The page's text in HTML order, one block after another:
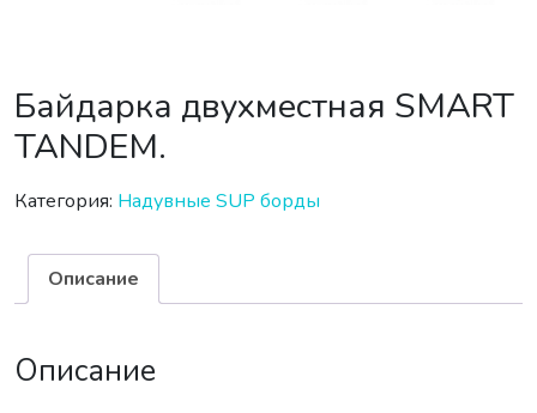
Байдарка двухместная SMART
TANDEM.
Категория: Надувные SUP борды
Описание
Описание